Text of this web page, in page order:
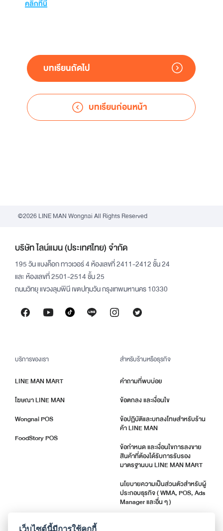
คลิกที่นี่
บทเรียนก่อนหน้า
บทเรียนถัดไป
©2026 LINE MAN Wongnai All Rights Reserved
บริษัท ไลน์แมน (ประเทศไทย) จำกัด
195 วัน แบงค็อก ทาวเวอร์ 4 ห้องเลขที่ 2411-2412 ชั้น 24
และ ห้องเลขที่ 2501-2514 ชั้น 25
ถนนวิทยุ แขวงลุมพินี เขตปทุมวัน กรุงเทพมหานคร 10330
บริการของเรา
LINE MAN MART
โฆษณา LINE MAN
Wongnai POS
FoodStory POS
สำหรับร้านหรือธุรกิจ
คำถามที่พบบ่อย
ข้อตกลง และเงื่อนไข
ข้อปฏิบัติและบทลงโทษสำหรับร้าน
ค้า LINE MAN
ข้อกำหนด และเงื่อนไขการลงขาย
สินค้าที่ต้องได้รับการรับรอง
มาตรฐานบน LINE MAN MART
นโยบายความเป็นส่วนตัวสำหรับผู้
ประกอบธุรกิจ ( WMA, POS, Ads
Manager และอื่น ๆ )
เว็บไซต์นี้มีการใช้คุกกี้